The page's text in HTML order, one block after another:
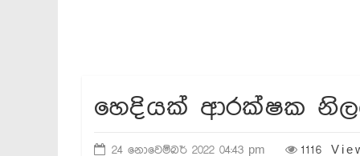
හෙදියක් ආරක්ෂක
24 නොවෙම්බර් 2022 04:43 pm 1116